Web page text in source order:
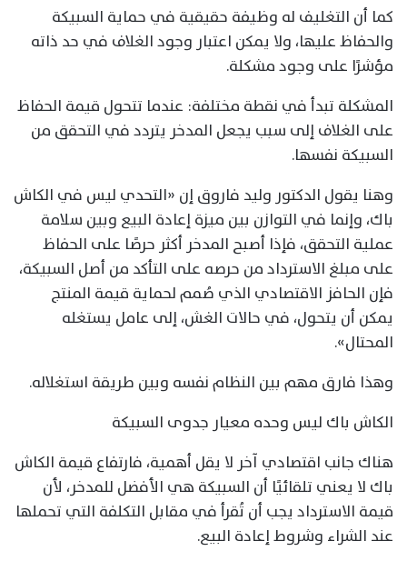
كما أن التغليف له وظيفة حقيقية في حماية السبيكة
والحفاظ عليها، ولا يمكن اعتبار وجود الغلاف في حد ذاته
مؤشرًا على وجود مشكلة.
المشكلة تبدأ في نقطة مختلفة: عندما تتحول قيمة الحفاظ
على الغلاف إلى سبب يجعل المدخر يتردد في التحقق من
السبيكة نفسها.
وهنا يقول الدكتور وليد فاروق إن «التحدي ليس في الكاش
باك، وإنما في التوازن بين ميزة إعادة البيع وبين سلامة
عملية التحقق، فإذا أصبح المدخر أكثر حرصًا على الحفاظ
على مبلغ الاسترداد من حرصه على التأكد من أصل السبيكة،
فإن الحافز الاقتصادي الذي صُمم لحماية قيمة المنتج
يمكن أن يتحول، في حالات الغش، إلى عامل يستغله
المحتال».
وهذا فارق مهم بين النظام نفسه وبين طريقة استغلاله.
الكاش باك ليس وحده معيار جدوى السبيكة
هناك جانب اقتصادي آخر لا يقل أهمية، فارتفاع قيمة الكاش
باك لا يعني تلقائيًا أن السبيكة هي الأفضل للمدخر، لأن
قيمة الاسترداد يجب أن تُقرأ في مقابل التكلفة التي تحملها
عند الشراء وشروط إعادة البيع.